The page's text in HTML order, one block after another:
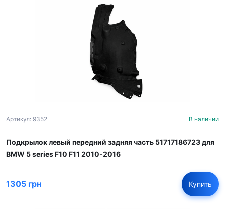
Артикул: 9352 В наличии
Подкрылок левый передний задняя часть 51717186723 для
BMW 5 series F10 F11 2010-2016
1305 грн Купить